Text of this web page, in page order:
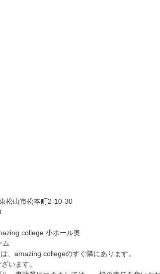
松山市松本町2-10-30
college 小ホール奥
ム
、amazing collegeのすぐ隣にあります。
います。